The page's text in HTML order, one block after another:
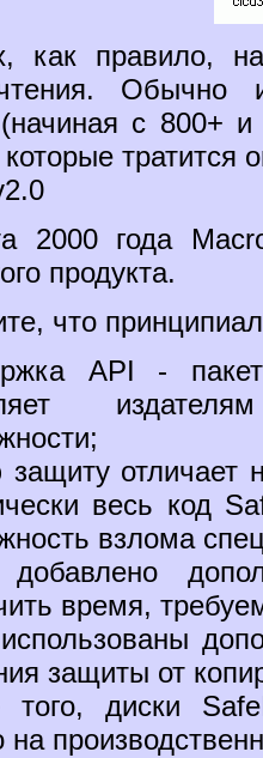
как правило,
Обычно
(начиная с 800+
тратится
2000 года
продукта.
что
API -
отличает
весь код
взлома
время,
защиты от
того, диски
на